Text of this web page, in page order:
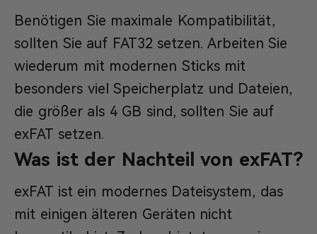
Benötigen Sie maximale Kompatibilität,
sollten Sie auf FAT32 setzen. Arbeiten Sie
wiederum mit modernen Sticks mit
besonders viel Speicherplatz und Dateien,
die größer als 4 GB sind, sollten Sie auf
exFAT setzen.
Was ist der Nachteil von exFAT?
exFAT ist ein modernes Dateisystem, das
mit einigen älteren Geräten nicht